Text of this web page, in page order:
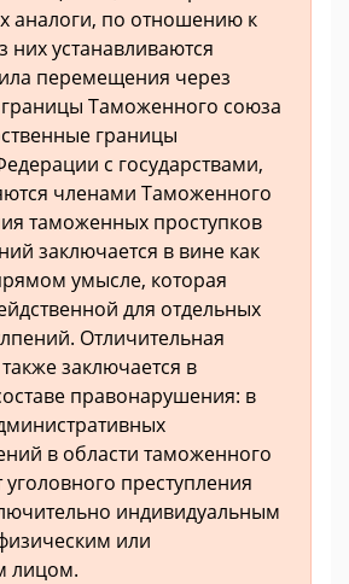
аналоги, по отношению к
них устанавливаются
перемещения через
Таможенного союза
границы
с государствами,
членами Таможенного
таможенных проступков
заключается в вине как
умысле, которая
для отдельных
Отличительная
заключается в
правонарушения: в
в области таможенного
уголовного преступления
индивидуальным
или
лицом.